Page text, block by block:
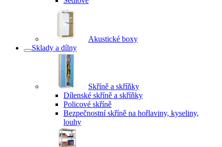
Akustické boxy
Sklady a dílny
Skříně a skříňky
Dílenské skříně a skříňky
Policové skříně
Bezpečnostní skříně na hořlaviny, kyseliny,
louhy